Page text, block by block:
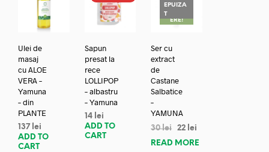
Ulei de
masaj
cu ALOE
VERA –
Yamuna
– din
PLANTE
137 lei
ADD TO
CART
Sapun
presat la
rece
LOLLIPOP
– albastru
– Yamuna
14 lei
ADD TO
CART
EPUIZA
TREDUC
ERE!
Ser cu
extract
de
Castane
Salbatice
–
YAMUNA
30lei 22 lei
READ MORE